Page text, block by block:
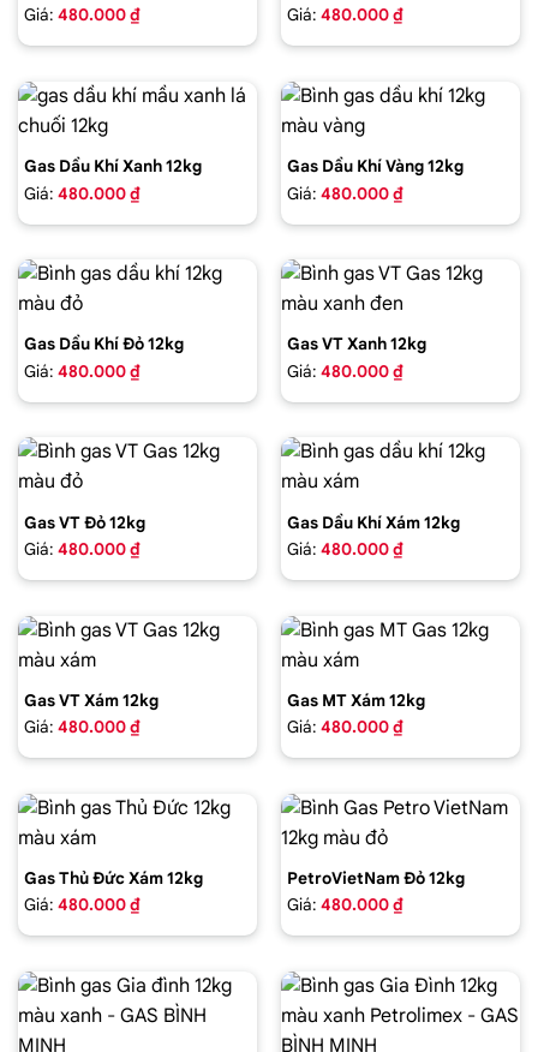
Giá: 480.000 ₫
Giá: 480.000 ₫
Gas Dầu Khí Xanh 12kg
Giá: 480.000 ₫
Gas Dầu Khí Vàng 12kg
Giá: 480.000 ₫
Gas Dầu Khí Đỏ 12kg
Giá: 480.000 ₫
Gas VT Xanh 12kg
Giá: 480.000 ₫
Gas VT Đỏ 12kg
Giá: 480.000 ₫
Gas Dầu Khí Xám 12kg
Giá: 480.000 ₫
Gas VT Xám 12kg
Giá: 480.000 ₫
Gas MT Xám 12kg
Giá: 480.000 ₫
Gas Thủ Đức Xám 12kg
Giá: 480.000 ₫
PetroVietNam Đỏ 12kg
Giá: 480.000 ₫